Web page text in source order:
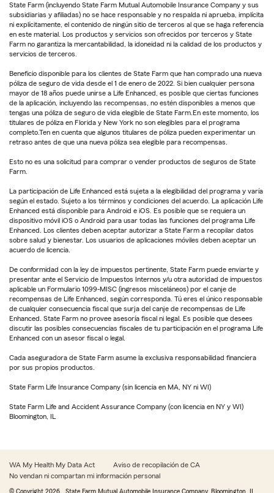
State Farm (incluyendo State Farm Mutual Automobile Insurance Company y sus
subsidiarias y afiliadas) no se hace responsable y no respalda ni aprueba, implícita
ni explícitamente, el contenido de ningún sitio de terceros al que se haga referencia
en este material. Los productos y servicios son ofrecidos por terceros y State
Farm no garantiza la mercantabilidad, la idoneidad ni la calidad de los productos y
servicios de terceros.
Beneficio disponible para los clientes de State Farm que han comprado una nueva
póliza de seguro de vida desde el 1 de enero de 2022. Si bien cualquier persona
mayor de 18 años puede unirse a Life Enhanced, es posible que ciertas funciones
de la aplicación, incluyendo las recompensas, no estén disponibles a menos que
tengas una póliza de seguro de vida elegible de State Farm.En este momento, los
titulares de póliza en Florida y New York no son elegibles para el programa
completo.Ten en cuenta que algunos titulares de póliza pueden experimentar un
retraso antes de que una nueva póliza sea elegible para recompensas.
Esto no es una solicitud para comprar o vender productos de seguros de State
Farm.
La participación de Life Enhanced está sujeta a la elegibilidad del programa y varía
según el estado. Sujeto a los términos y condiciones del acuerdo. La aplicación Life
Enhanced está disponible para Android e iOS. Es posible que se requiera un
dispositivo móvil iOS o Android para usar todas las funciones del programa Life
Enhanced. Los clientes deben aceptar autorizar a State Farm a recopilar datos
sobre salud y bienestar. Los usuarios de aplicaciones móviles deben aceptar un
acuerdo de licencia.
De conformidad con la ley de impuestos pertinente, State Farm puede enviarte y
presentar ante el Servicio de Impuestos Internos y/u otra autoridad de impuestos
aplicable un Formulario 1099-MISC (ingresos misceláneos) por el canje de
recompensas de Life Enhanced, según corresponda. Tú eres el único responsable
de cualquier consecuencia fiscal que surja del canje de recompensas de Life
Enhanced. State Farm no provee asesoría fiscal ni legal. Es posible que desees
discutir las posibles consecuencias fiscales de tu participación en el programa Life
Enhanced con un asesor fiscal o legal.
Cada aseguradora de State Farm asume la exclusiva responsabilidad financiera
por sus propios productos.
State Farm Life Insurance Company (sin licencia en MA, NY ni WI)
State Farm Life and Accident Assurance Company (con licencia en NY y WI)
Bloomington, IL
WA My Health My Data Act
Aviso de recopilación de CA
No vendan ni compartan mi información personal
© Copyright 2026 , State Farm Mutual Automobile Insurance Company, Bloomington, IL